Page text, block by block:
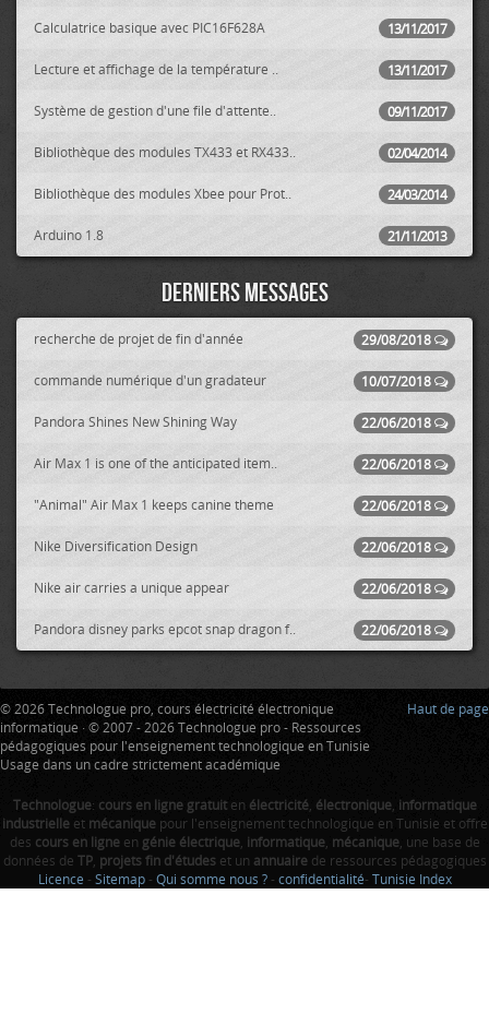
13/11/2017
Calculatrice basique avec PIC16F628A
13/11/2017
Lecture et affichage de la température ..
09/11/2017
Système de gestion d'une file d'attente..
02/04/2014
Bibliothèque des modules TX433 et RX433..
24/03/2014
Bibliothèque des modules Xbee pour Prot..
21/11/2013
Arduino 1.8
Derniers messages
29/08/2018
recherche de projet de fin d'année
10/07/2018
commande numérique d'un gradateur
22/06/2018
Pandora Shines New Shining Way
22/06/2018
Air Max 1 is one of the anticipated item..
22/06/2018
"Animal" Air Max 1 keeps canine theme
22/06/2018
Nike Diversification Design
22/06/2018
Nike air carries a unique appear
22/06/2018
Pandora disney parks epcot snap dragon f..
Haut de page
© 2026 Technologue pro, cours électricité électronique
informatique · © 2007 - 2026 Technologue pro - Ressources
pédagogiques pour l'enseignement technologique en Tunisie
Usage dans un cadre strictement académique
Technologue: cours en ligne gratuiten électricité, électronique, informatique
industrielleet mécaniquepour l'enseignement technologique en Tunisie et offre
des cours en ligneen génie électrique, informatique, mécanique, une base de
données de TP, projets fin d'étudeset un annuairede ressources pédagogiques
Licence - Sitemap - Qui somme nous ? - confidentialité- Tunisie Index